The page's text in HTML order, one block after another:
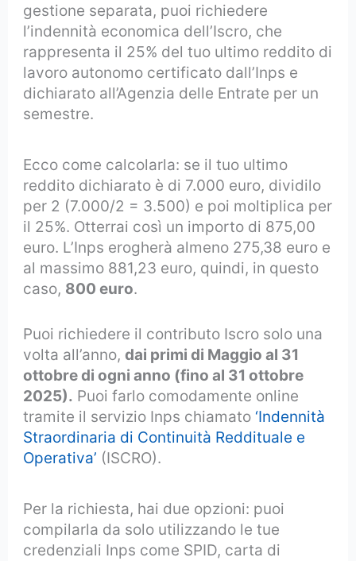
gestione separata, puoi richiedere
l’indennità economica dell’Iscro, che
rappresenta il 25% del tuo ultimo reddito di
lavoro autonomo certificato dall’Inps e
dichiarato all’Agenzia delle Entrate per un
semestre.
Ecco come calcolarla: se il tuo ultimo
reddito dichiarato è di 7.000 euro, dividilo
per 2 (7.000/2 = 3.500) e poi moltiplica per
il 25%. Otterrai così un importo di 875,00
euro. L’Inps erogherà almeno 275,38 euro e
al massimo 881,23 euro, quindi, in questo
caso, 800 euro.
Puoi richiedere il contributo Iscro solo una
volta all’anno,dai primi di Maggio al 31
ottobre di ogni anno (fino al 31 ottobre
2025). Puoi farlo comodamente online
tramite il servizio Inps chiamato ‘Indennità
Straordinaria di Continuità Reddituale e
Operativa’ (ISCRO).
Per la richiesta, hai due opzioni: puoi
compilarla da solo utilizzando le tue
credenziali Inps come SPID, carta di